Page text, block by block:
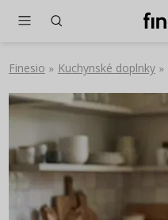
Finesio » Kuchynské doplnky »